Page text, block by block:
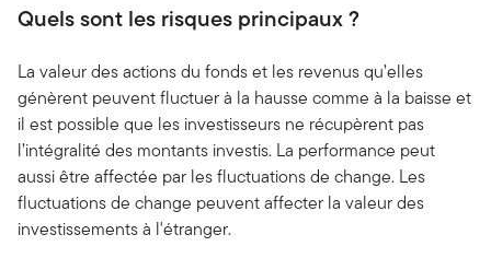
Quels sont les risques principaux ?
La valeur des actions du fonds et les revenus qu’elles
génèrent peuvent fluctuer à la hausse comme à la baisse et
il est possible que les investisseurs ne récupèrent pas
l’intégralité des montants investis. La performance peut
aussi être affectée par les fluctuations de change. Les
fluctuations de change peuvent affecter la valeur des
investissements à l'étranger.